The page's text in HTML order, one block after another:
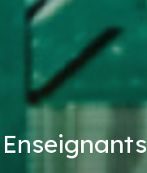
Enseignants